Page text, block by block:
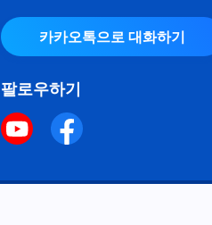
카카오톡으로 대화하기
팔로우하기